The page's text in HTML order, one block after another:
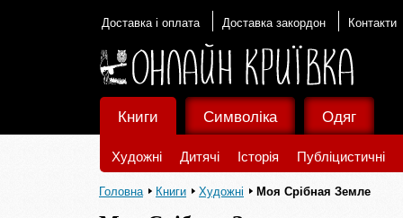
Доставка і оплата Доставка закордон Контакти
Книги
Художні Дитячі Історія Публіцистичні
Символіка Одяг
Головна Книги Художні Моя Срібная Земле